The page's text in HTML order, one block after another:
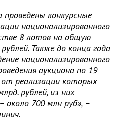
проведены конкурсные
национализированного
8 лотов на общую
Также до конца года
национализированного
аукциона по 19
реализации которых
рублей, из них
около 700 млн руб», –